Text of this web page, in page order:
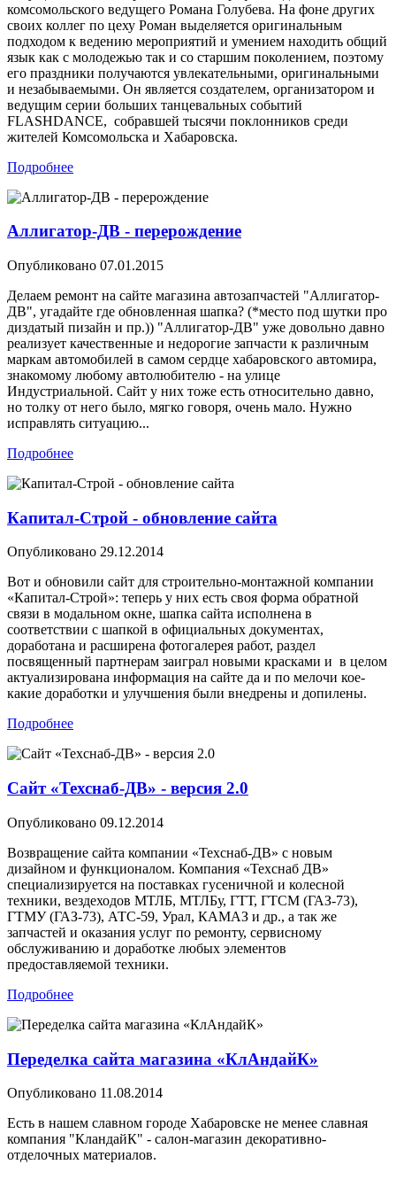
комсомольского ведущего Романа Голубева. На фоне других
своих коллег по цеху Роман выделяется оригинальным
подходом к ведению мероприятий и умением находить общий
язык как с молодежью так и со старшим поколением, поэтому
его праздники получаются увлекательными, оригинальными
и незабываемыми. Он является создателем, организатором и
ведущим серии больших танцевальных событий
FLASHDANCE, собравшей тысячи поклонников среди
жителей Комсомольска и Хабаровска.
Подробнее
Аллигатор-ДВ - перерождение
Опубликовано 07.01.2015
Делаем ремонт на сайте магазина автозапчастей "Аллигатор-
ДВ", угадайте где обновленная шапка? (*место под шутки про
диздатый пизайн и пр.)) "Аллигатор-ДВ" уже довольно давно
реализует качественные и недорогие запчасти к различным
маркам автомобилей в самом сердце хабаровского автомира,
знакомому любому автолюбителю - на улице
Индустриальной. Сайт у них тоже есть относительно давно,
но толку от него было, мягко говоря, очень мало. Нужно
исправлять ситуацию...
Подробнее
Капитал-Строй - обновление сайта
Опубликовано 29.12.2014
Вот и обновили сайт для строительно-монтажной компании
«Капитал-Строй»: теперь у них есть своя форма обратной
связи в модальном окне, шапка сайта исполнена в
соответствии с шапкой в официальных документах,
доработана и расширена фотогалерея работ, раздел
посвященный партнерам заиграл новыми красками и в целом
актуализирована информация на сайте да и по мелочи кое-
какие доработки и улучшения были внедрены и допилены.
Подробнее
Сайт «Техснаб-ДВ» - версия 2.0
Опубликовано 09.12.2014
Возвращение сайта компании «Техснаб-ДВ» с новым
дизайном и функционалом. Компания «Техснаб ДВ»
специализируется на поставках гусеничной и колесной
техники, вездеходов МТЛБ, МТЛБу, ГТТ, ГТСМ (ГАЗ-73),
ГТМУ (ГАЗ-73), АТС-59, Урал, КАМАЗ и др., а так же
запчастей и оказания услуг по ремонту, сервисному
обслуживанию и доработке любых элементов
предоставляемой техники.
Подробнее
Переделка сайта магазина «КлАндайК»
Опубликовано 11.08.2014
Есть в нашем славном городе Хабаровске не менее славная
компания "КландайК" - салон-магазин декоративно-
отделочных материалов.